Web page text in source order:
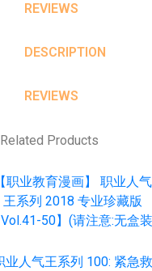
REVIEWS
DESCRIPTION
REVIEWS
Related Products
职业教育漫画】 职业人气
王系列 2018 专业珍藏版
50】(请注意:无盒
业人气王系列 100: 紧急救